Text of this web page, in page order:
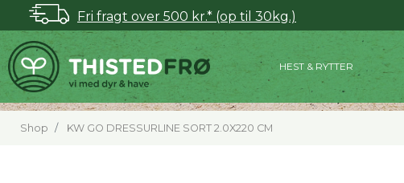
Fri fragt over 500 kr.* (op til 30kg.)
HEST & RYTTER
Shop KW GO DRESSURLINE SORT 2.0X220 CM